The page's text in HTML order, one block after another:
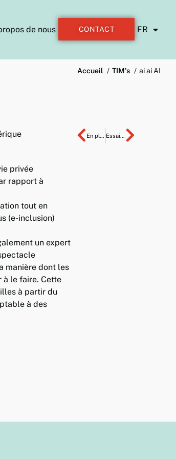
de nous CONTACT FR
Accueil TIM's ai ai AI
privée
rapport à
tout en
(e-inclusion)
un expert
manière dont les
à le faire. Cette
à partir du
à des
En pleine forme. Essaim / Sans ordonnance